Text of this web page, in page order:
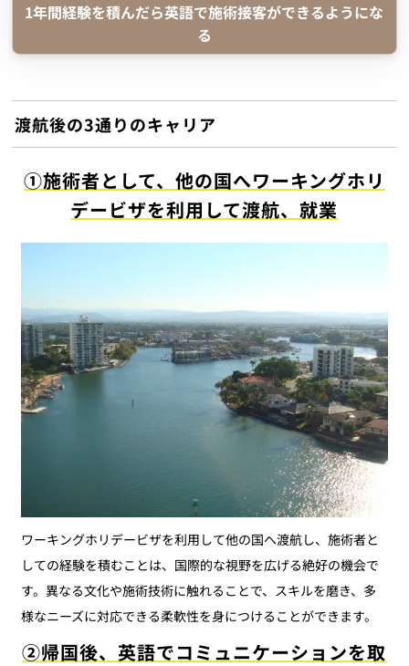
1年間経験を積んだら英語で施術接客ができるようにな
る
渡航後の3通りのキャリア
①施術者として、他の国へワーキングホリ
デービザを利用して渡航、就業
ワーキングホリデービザを利用して他の国へ渡航し、施術者と
しての経験を積むことは、国際的な視野を広げる絶好の機会で
す。異なる文化や施術技術に触れることで、スキルを磨き、多
様なニーズに対応できる柔軟性を身につけることができます。
②帰国後、英語でコミュニケーションを取